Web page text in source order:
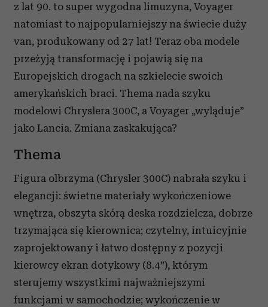
z lat 90. to super wygodna limuzyna, Voyager
natomiast to najpopularniejszy na świecie duży
van, produkowany od 27 lat! Teraz oba modele
przeżyją transformację i pojawią się na
Europejskich drogach na szkielecie swoich
amerykańskich braci. Thema nada szyku
modelowi Chryslera 300C, a Voyager „wyląduje”
jako Lancia. Zmiana zaskakująca?
Thema
Figura olbrzyma (Chrysler 300C) nabrała szyku i
elegancji: świetne materiały wykończeniowe
wnętrza, obszyta skórą deska rozdzielcza, dobrze
trzymająca się kierownica; czytelny, intuicyjnie
zaprojektowany i łatwo dostępny z pozycji
kierowcy ekran dotykowy (8.4”), którym
sterujemy wszystkimi najważniejszymi
funkcjami w samochodzie; wykończenie w